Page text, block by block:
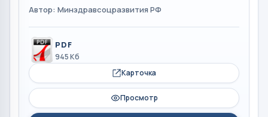
Автор: Mинздравсоцразвития РФ
PDF
945 Кб
Карточка
Просмотр